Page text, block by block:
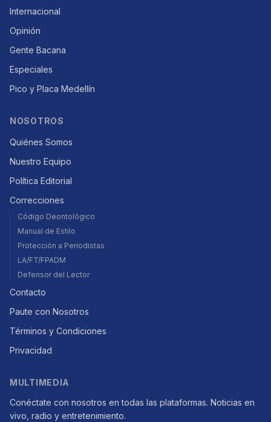
Internacional
Opinión
Gente Bacana
Especiales
Pico y Placa Medellín
NOSOTROS
Quiénes Somos
Nuestro Equipo
Política Editorial
Correcciones
Código Deontológico
Manual de Estilo
Protección a Periodistas
LA/FT/FPADM
Defensor del Lector
Contacto
Paute con Nosotros
Términos y Condiciones
Privacidad
MULTIMEDIA
Conéctate con nosotros en todas las plataformas. Noticias en
vivo, radio y entretenimiento.